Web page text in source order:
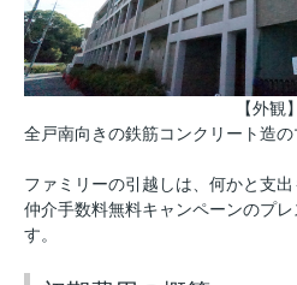
【外観】
全戸南向きの鉄筋コンクリート造の
ファミリーの引越しは、何かと支
仲介手数料無料キャンペーンのプ
す。